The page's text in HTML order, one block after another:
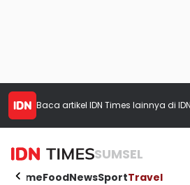
Baca artikel IDN Times lainnya di
SUMSEL
HomeFoodNewsSportTravel